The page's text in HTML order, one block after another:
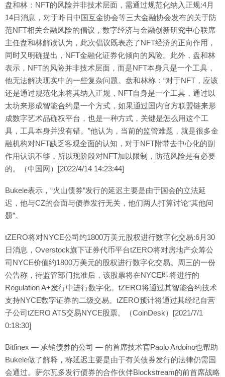
盘和林：NFT的风险并非技术层面，需通过规范化纳入正规:4月
14日消息，对于昨日中国互金协会等三大金融协会发布的关于防
范NFT相关金融风险的倡议，数字经济与金融创新研究中心联席
主任盘和林解读认为，此次倡议既表态了NFT经济的正向作用，
同时又明确提出，NFT金融化证券化倾向的风险。此外，盘和林
表示，NFT的风险并非技术层面，而是NFT本身只是一个工具，
他无法解决现实中的一些复杂问题。盘和林称：“对于NFT，应该
还是通过规范化来将其纳入正规，NFT自身是一个工具，通过以
太坊来形成智能合约是一个方式，如果通过国内官方联盟链来形
成数字艺术品确权平台，也是一种方式，关键是怎么用这个工
具，工具本身并没有错。”他认为，当前的监管难题，就是很多金
融机构对NFT缺乏客观全面的认知，对于NFT附带去中心化的副
作用认识不够，所以现阶段对NFT加以限制，防范风险是有必要
的。（中国网）[2022/4/14 14:23:44]
Bukele表示，“火山债券”发行的延迟主要是由于国会的立法延
迟，他与CZ的会面与债券发行无关，他们两人打算讨论“其他问
题”。
tZERO将对NYCE公司约1800万美元股权进行数字化交易:6月30
日消息，Overstock旗下证券代币平台tZERO将对房地产众筹公
司NYCE价值约1800万美元的股权进行数字化交易。周三的一份
公告称，待监管部门批准后，该股票将在NYCE即将进行的
Regulation A+发行中进行数字化。tZERO将通过其智能合约技术
支持NYCE数字证券的二级交易。tZERO预计将通过其经纪自营
子公司tZERO ATS交易NYCE股票。（CoinDesk）[2021/7/1
0:18:30]
Bitfinex — 承销债券的公司 — 的首席技术官Paolo Ardoino也帮助
Bukele做了解释，称延迟主要是由于有关债券发行的法律仍需国
会通过。萨尔瓦多发行债券的合作伙伴Blockstream的前首席战略